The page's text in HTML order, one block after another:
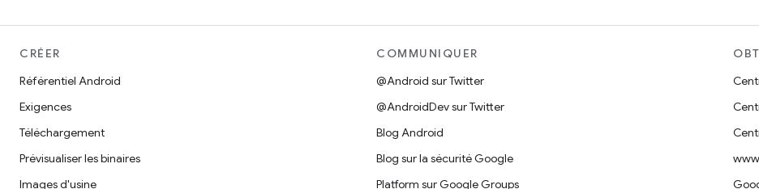
CRÉER
Référentiel Android
Exigences
Téléchargement
Prévisualiser les binaires
Images d'usine
COMMUNIQUER
@Android sur Twitter
@AndroidDev sur Twitter
Blog Android
Blog sur la sécurité Google
Platform sur Google Groups